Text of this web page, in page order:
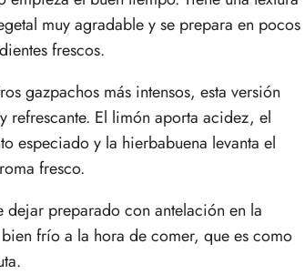
muy agradable y se prepara en pocos
frescos.
gazpachos más intensos, esta versión
refrescante. El limón aporta acidez, el
especiado y la hierbabuena levanta el
fresco.
dejar preparado con antelación en la
frío a la hora de comer, que es como